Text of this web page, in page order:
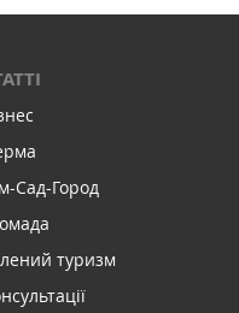
Сад-Город
туризм